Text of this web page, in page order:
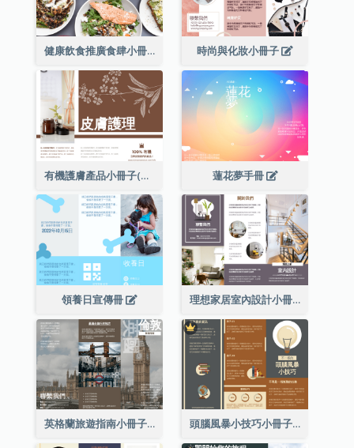
健康飲食推廣食肆小冊子 時尚與化妝小冊子
有機護膚產品小冊子(附詳細信息) 蓮花夢手冊
領養日宣傳冊 理想家居室內設計小冊子
英格蘭旅遊指南小冊子 頭腦風暴小技巧小冊子